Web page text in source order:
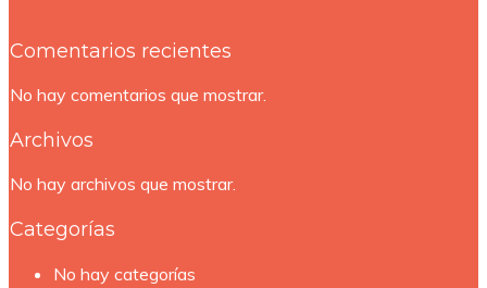
Comentarios recientes
No hay comentarios que mostrar.
Archivos
No hay archivos que mostrar.
Categorías
No hay categorías